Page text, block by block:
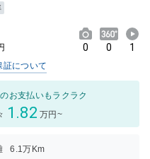
0 0 1
証について
お支払いもラクラク
1.82 万円~
6.1万Km